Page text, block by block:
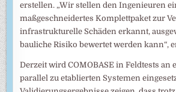
erstellen. „Wir stellen den Ingenieuren
maßgeschneidertes Komplettpaket zur
infrastrukturelle Schäden erkannt,
bauliche Risiko bewertet werden kann“,
Derzeit wird COMOBASE in Feldtests an
parallel zu etablierten Systemen